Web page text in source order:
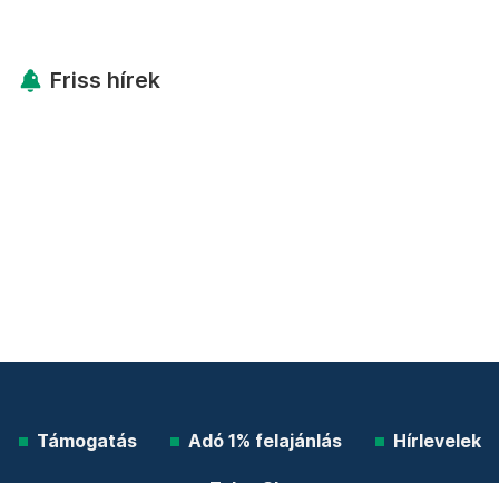
Friss hírek
Támogatás Adó 1% felajánlás Hírlevelek